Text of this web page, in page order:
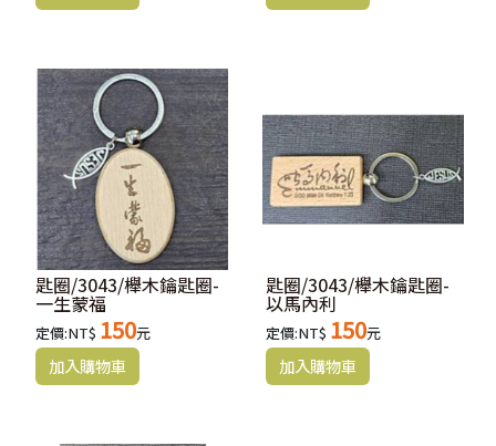
匙圈/3043/櫸木鑰匙圈-
一生蒙福
定價:NT$ 150元
匙圈/3043/櫸木鑰匙圈-
以馬內利
定價:NT$ 150元